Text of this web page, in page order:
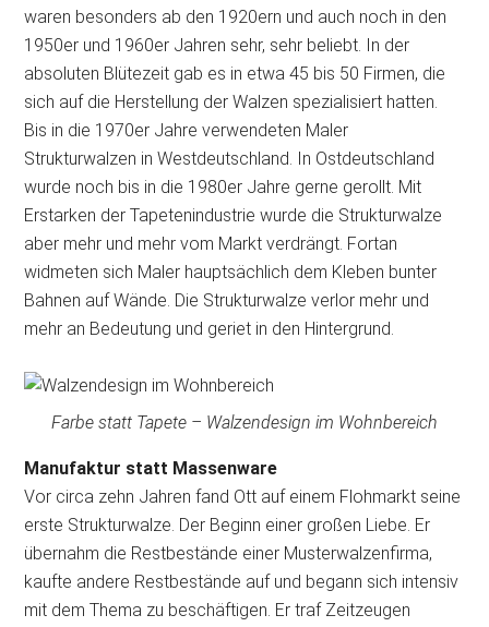
waren besonders ab den 1920ern und auch noch in den
1950er und 1960er Jahren sehr, sehr beliebt. In der
absoluten Blütezeit gab es in etwa 45 bis 50 Firmen, die
sich auf die Herstellung der Walzen spezialisiert hatten.
Bis in die 1970er Jahre verwendeten Maler
Strukturwalzen in Westdeutschland. In Ostdeutschland
wurde noch bis in die 1980er Jahre gerne gerollt. Mit
Erstarken der Tapetenindustrie wurde die Strukturwalze
aber mehr und mehr vom Markt verdrängt. Fortan
widmeten sich Maler hauptsächlich dem Kleben bunter
Bahnen auf Wände. Die Strukturwalze verlor mehr und
mehr an Bedeutung und geriet in den Hintergrund.
Farbe statt Tapete – Walzendesign im Wohnbereich
Manufaktur statt Massenware
Vor circa zehn Jahren fand Ott auf einem Flohmarkt seine
erste Strukturwalze. Der Beginn einer großen Liebe. Er
übernahm die Restbestände einer Musterwalzenfirma,
kaufte andere Restbestände auf und begann sich intensiv
mit dem Thema zu beschäftigen. Er traf Zeitzeugen